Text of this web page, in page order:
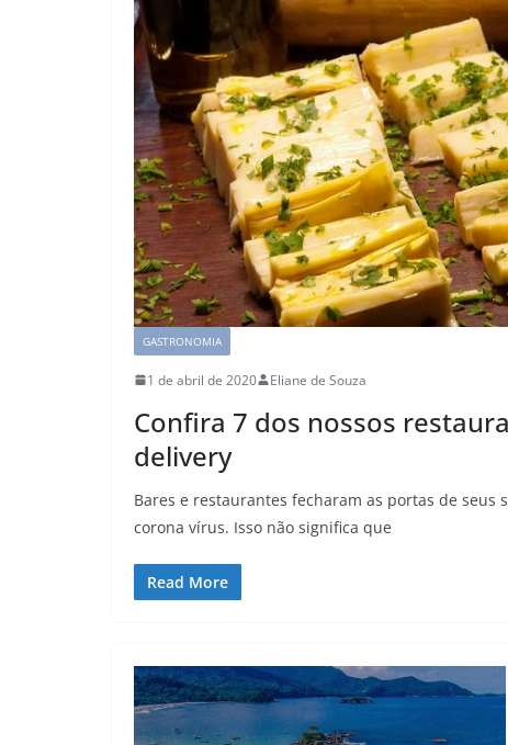
GASTRONOMIA
1 de abril de 2020 Eliane de Souza
Confira 7 dos nossos
delivery
Bares e restaurantes fecharam as portas de
corona vírus. Isso não significa que
Read More